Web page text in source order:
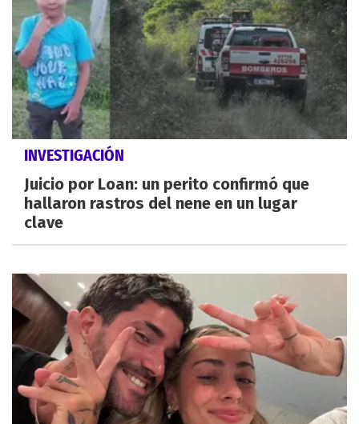
INVESTIGACIÓN
Juicio por Loan: un perito confirmó que
hallaron rastros del nene en un lugar
clave